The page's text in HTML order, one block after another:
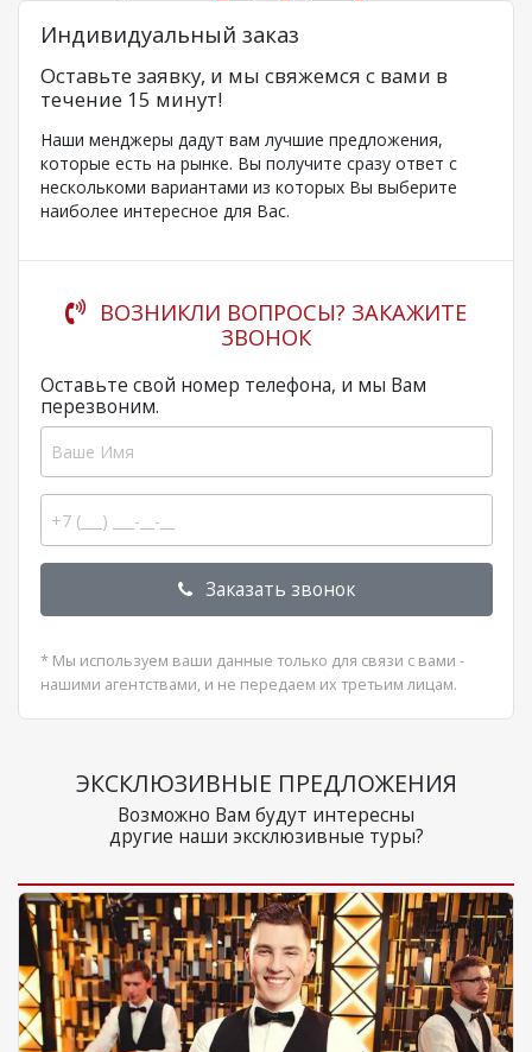
Индивидуальный заказ
Оставьте заявку, и мы свяжемся с вами в
течение 15 минут!
Наши менджеры дадут вам лучшие предложения,
которые есть на рынке. Вы получите сразу ответ с
несколькоми вариантами из которых Вы выберите
наиболее интересное для Вас.
ВОЗНИКЛИ ВОПРОСЫ? ЗАКАЖИТЕ
ЗВОНОК
Оставьте свой номер телефона, и мы Вам
перезвоним.
Заказать звонок
* Мы используем ваши данные только для связи с вами -
нашими агентствами, и не передаем их третьим лицам.
ЭКСКЛЮЗИВНЫЕ ПРЕДЛОЖЕНИЯ
Возможно Вам будут интересны
другие наши эксклюзивные туры?